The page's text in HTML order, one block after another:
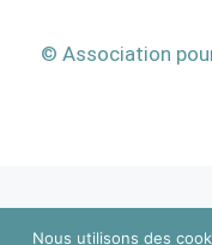
© Association
Nous utilisons des